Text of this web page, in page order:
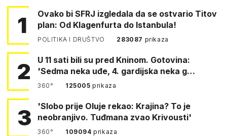
1
Ovako bi SFRJ izgledala da se ostvario Titov
plan: Od Klagenfurta do Istanbula!
POLITIKA I DRUŠTVO 283087 prikaza
2
U 11 sati bili su pred Kninom. Gotovina:
'Sedma neka uđe, 4. gardijska neka g…
360° 125005prikaza
3
'Slobo prije Oluje rekao: Krajina? To je
neobranjivo. Tuđmana zvao Krivousti'
360° 109094prikaza